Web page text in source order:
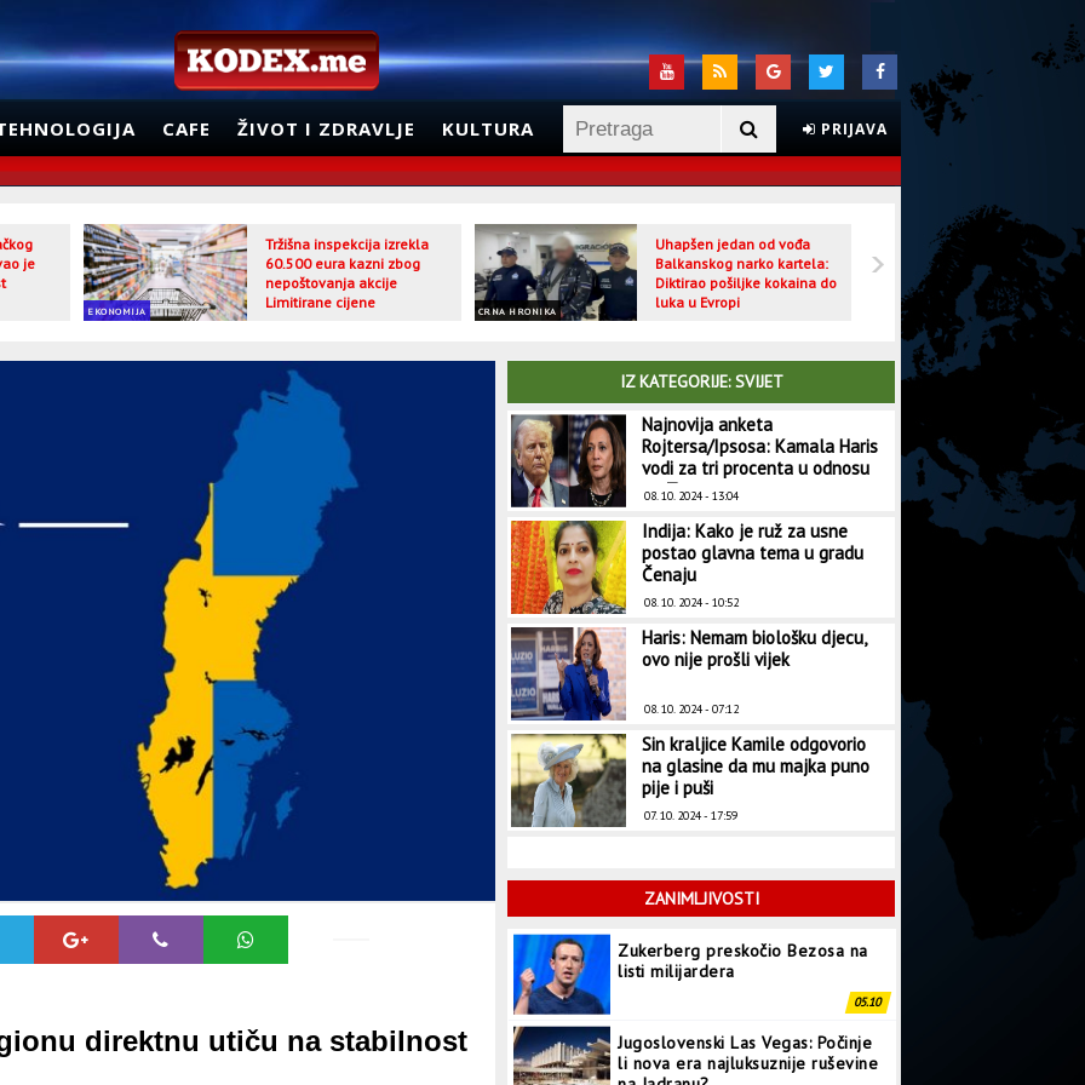
CAFE ŽIVOT I ZDRAVLJE KULTURA PRIJAVA
je
EKONOMIJA
Tržišna inspekcija izrekla
60.500 eura kazni zbog
nepoštovanja akcije
Limitirane cijene
CRNA HRONIKA
Uhapšen jedan od vođa
Balkanskog narko kartela:
Diktirao pošiljke kokaina do
luka u Evropi
CRNA HRONIKA
direktnu utiču na stabilnost
IZ KATEGORIJE: SVIJET
Najnovija anketa
Rojtersa/Ipsosa: Kamala Haris
vodi za tri procenta u odnosu
na Trampa
08. 10. 2024 - 13:04
Indija: Kako je ruž za usne
postao glavna tema u gradu
Čenaju
08. 10. 2024 - 10:52
Haris: Nemam biološku djecu,
ovo nije prošli vijek
08. 10. 2024 - 07:12
Sin kraljice Kamile odgovorio
na glasine da mu majka puno
pije i puši
07. 10. 2024 - 17:59
ZANIMLJIVOSTI
listi milijardera
Jugoslovenski Las Vegas: Počinje
li nova era najluksuznije ruševine
03.10
Za Montesong pristigle 32
pjesme: Imena finalista 10.